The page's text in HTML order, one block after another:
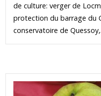
de culture: verger de
protection du barrage du
conservatoire de